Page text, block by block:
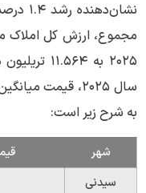
مجموع، ارزش کل املاک
۲۰۲۵ به
سال ۲۰۲۵، قیمت
به شرح زیر است:
شهر
سیدنی